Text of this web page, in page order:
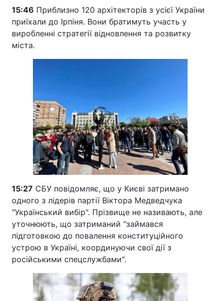
15:46 Приблизно 120 архітекторів з усієї України
приїхали до Ірпіня. Вони братимуть участь у
виробленні стратегії відновлення та розвитку
міста.
15:27 СБУ повідомляє, що у Києві затримано
одного з лідерів партії Віктора Медведчука
"Український вибір". Прізвище не називають, але
уточнюють, що затриманий "займався
підготовкою до повалення конституційного
устрою в Україні, координуючи свої дії з
російськими спецслужбами".